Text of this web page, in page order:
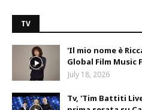
TV
'Il mio nome è
Global Film Music
July 18, 2026
Tv, 'Tim Battiti